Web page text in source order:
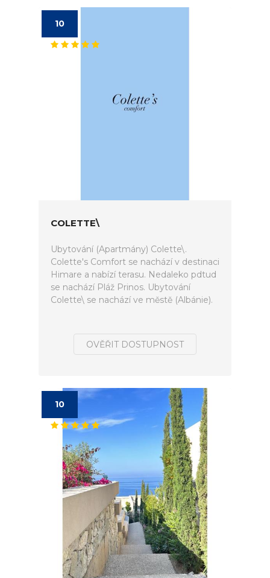
10
COLETTE\
Ubytování (Apartmány) Colette\.
Colette's Comfort se nachází v destinaci
Himare a nabízí terasu. Nedaleko pdtud
se nachází Pláž Prinos. Ubytování
Colette\ se nachází ve městě (Albánie).
OVĚŘIT DOSTUPNOST
10